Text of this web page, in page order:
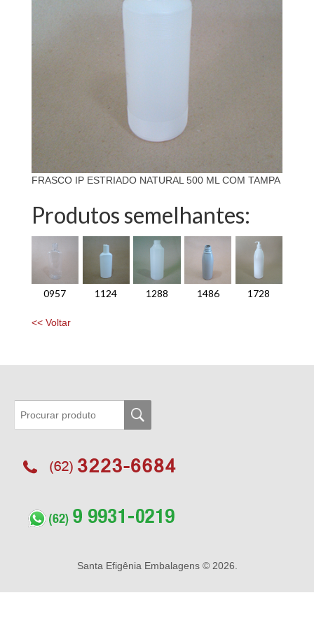
FRASCO IP ESTRIADO NATURAL 500 ML COM TAMPA
Produtos semelhantes:
0957 1124 1288 1486 1728
<< Voltar
Santa Efigênia Embalagens © 2026.